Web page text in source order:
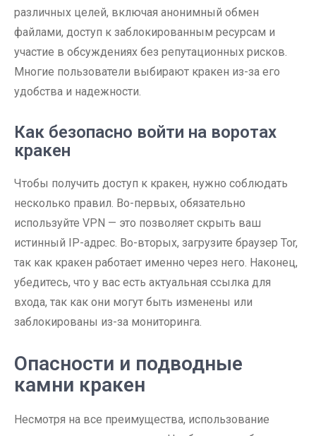
различных целей, включая анонимный обмен
файлами, доступ к заблокированным ресурсам и
участие в обсуждениях без репутационных рисков.
Многие пользователи выбирают кракен из-за его
удобства и надежности.
Как безопасно войти на воротах
кракен
Чтобы получить доступ к кракен, нужно соблюдать
несколько правил. Во-первых, обязательно
используйте VPN — это позволяет скрыть ваш
истинный IP-адрес. Во-вторых, загрузите браузер Tor,
так как кракен работает именно через него. Наконец,
убедитесь, что у вас есть актуальная ссылка для
входа, так как они могут быть изменены или
заблокированы из-за мониторинга.
Опасности и подводные
камни кракен
Несмотря на все преимущества, использование